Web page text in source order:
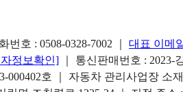
번호 : 0508-0328-7002 대표 이메
정보확인]
｜ 통신판매번호 : 2023-
000402호 ｜ 자동차 관리사업장 소